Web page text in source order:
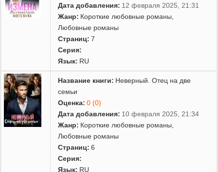
Дата добавления: 12 февраля 2025, 21:31
Жанр: Короткие любовные романы
Любовные романы
Страниц: 7
Серия:
Язык: RU
Название книги: Неверный. Отец на две
семьи
Оценка: 0 (0)
Дата добавления: 10 февраля 2025, 21:34
Жанр: Короткие любовные романы
Любовные романы
Страниц: 6
Серия:
Язык: RU